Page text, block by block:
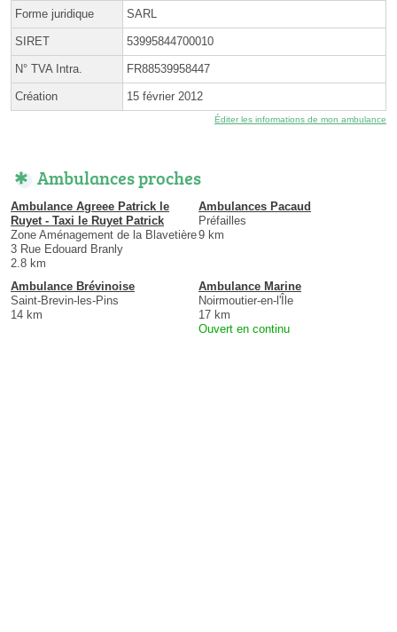
Forme juridique SARL
SIRET 53995844700010
N° TVA Intra. FR88539958447
Création 15 février 2012
Éditer les informations de mon ambulance
Ambulances proches
Ambulance Agreee Patrick le
Ruyet - Taxi le Ruyet Patrick
Zone Aménagement de la Blavetière
3 Rue Edouard Branly
2.8 km
Ambulances Pacaud
Préfailles
9 km
Ambulance Brévinoise
Saint-Brevin-les-Pins
14 km
Ambulance Marine
Noirmoutier-en-l'Île
17 km
Ouvert en continu